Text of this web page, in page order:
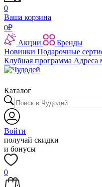
0
Ваша корзина
0₽
Акции
Бренды
Новинки Подарочные
Клубная программа Адреса
Каталог
Войти
получай скидки
и бонусы
0